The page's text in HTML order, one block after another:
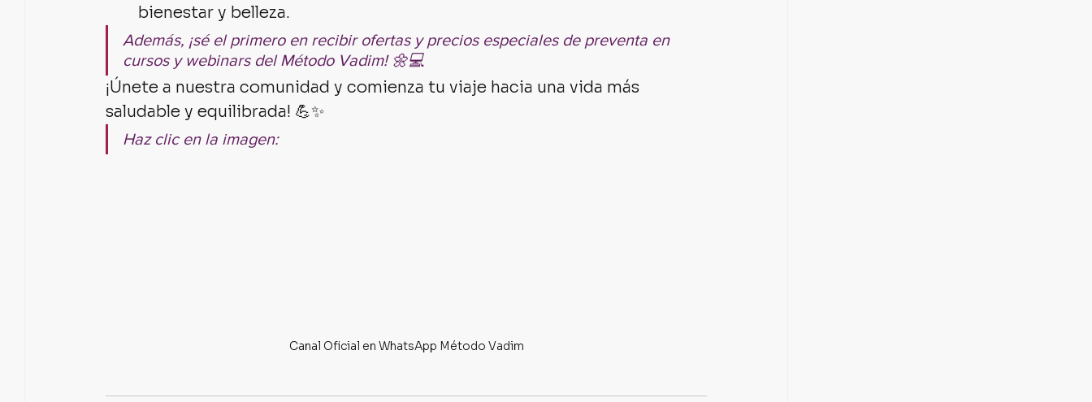
bienestar y belleza.
Además, ¡sé el primero en recibir ofertas y precios especiales de preventa en
cursos y webinars del Método Vadim! 🌼💻
¡Únete a nuestra comunidad y comienza tu viaje hacia una vida más
saludable y equilibrada! 💪✨
Haz clic en la imagen:
Canal Oficial en WhatsApp Método Vadim